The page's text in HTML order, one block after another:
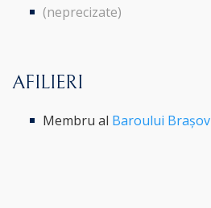
(neprecizate)
AFILIERI
Membru al Baroului Brașov